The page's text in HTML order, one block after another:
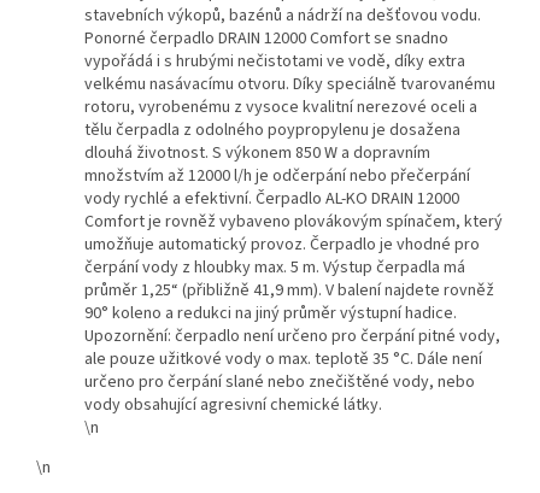
stavebních výkopů, bazénů a nádrží na dešťovou vodu.
Ponorné čerpadlo DRAIN 12000 Comfort se snadno
vypořádá i s hrubými nečistotami ve vodě, díky extra
velkému nasávacímu otvoru. Díky speciálně tvarovanému
rotoru, vyrobenému z vysoce kvalitní nerezové oceli a
tělu čerpadla z odolného poypropylenu je dosažena
dlouhá životnost. S výkonem 850 W a dopravním
množstvím až 12000 l/h je odčerpání nebo přečerpání
vody rychlé a efektivní. Čerpadlo AL-KO DRAIN 12000
Comfort je rovněž vybaveno plovákovým spínačem, který
umožňuje automatický provoz. Čerpadlo je vhodné pro
čerpání vody z hloubky max. 5 m. Výstup čerpadla má
průměr 1,25“ (přibližně 41,9 mm). V balení najdete rovněž
90° koleno a redukci na jiný průměr výstupní hadice.
Upozornění: čerpadlo není určeno pro čerpání pitné vody,
ale pouze užitkové vody o max. teplotě 35 °C. Dále není
určeno pro čerpání slané nebo znečištěné vody, nebo
vody obsahující agresivní chemické látky.
\n
\n